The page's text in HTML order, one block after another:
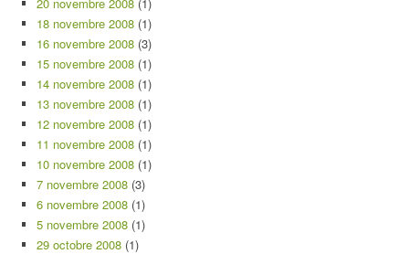
18 novembre 2008 (1)
16 novembre 2008 (3)
15 novembre 2008 (1)
14 novembre 2008 (1)
13 novembre 2008 (1)
12 novembre 2008 (1)
11 novembre 2008 (1)
10 novembre 2008 (1)
7 novembre 2008 (3)
6 novembre 2008 (1)
5 novembre 2008 (1)
29 octobre 2008 (1)